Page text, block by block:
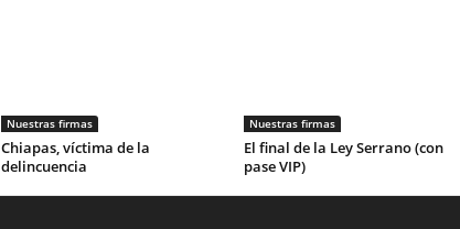
Nuestras firmas
Chiapas, víctima de la
delincuencia
Nuestras firmas
El final de la Ley Serrano (con
pase VIP)